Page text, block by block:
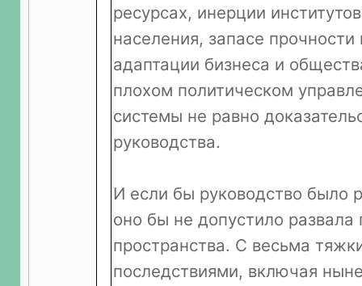
ресурсах, инерции
населения, запасе
адаптации бизнеса и
плохом политическом
системы не равно
руководства.
И если бы руководство было
оно бы не допустило развала
пространства. С весьма
последствиями, включая